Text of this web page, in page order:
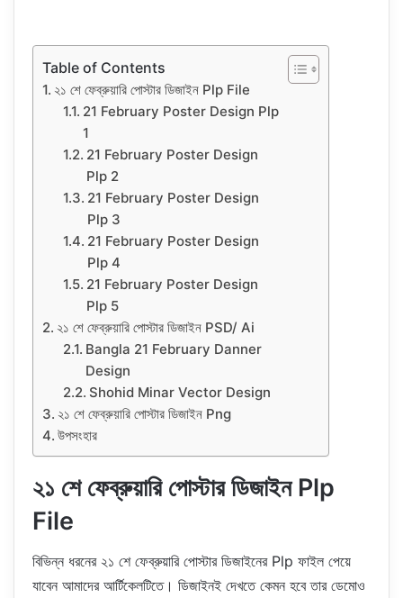
Table of Contents
২১ শে ফেব্রুয়ারি পোস্টার ডিজাইন Plp File
21 February Poster Design Plp
1
21 February Poster Design
Plp 2
21 February Poster Design
Plp 3
21 February Poster Design
Plp 4
21 February Poster Design
Plp 5
২১ শে ফেব্রুয়ারি পোস্টার ডিজাইন PSD/ Ai
Bangla 21 February Danner
Design
Shohid Minar Vector Design
২১ শে ফেব্রুয়ারি পোস্টার ডিজাইন Png
উপসংহার
২১ শে ফেব্রুয়ারি পোস্টার ডিজাইন Plp
File
বিভিন্ন ধরনের ২১ শে ফেব্রুয়ারি পোস্টার ডিজাইনের Plp ফাইল পেয়ে
যাবেন আমাদের আর্টিকেলটিতে। ডিজাইনই দেখতে কেমন হবে তার ডেমোও